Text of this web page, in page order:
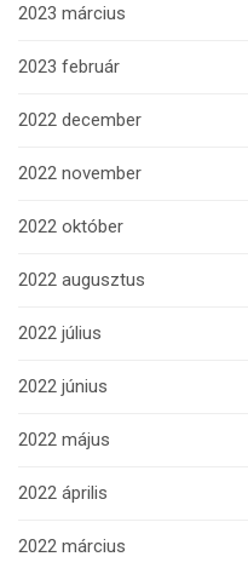
2023 március
2023 február
2022 december
2022 november
2022 október
2022 augusztus
2022 július
2022 június
2022 május
2022 április
2022 március